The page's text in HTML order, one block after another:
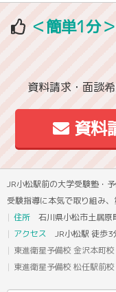
＜簡単1分＞
資料請求・面談
資料
JR小松駅前の大学受験塾・
受験指導に本気で取り組み
住所 石川県小松市土居原
アクセス JR小松駅 徒歩3
東進衛星予備校 金沢本町校
東進衛星予備校 松任駅前校